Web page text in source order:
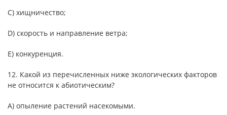
C) хищничество;
D) скорость и направление ветра;
E) конкуренция.
12. Какой из перечисленных ниже экологических факторов
не относится к абиотическим?
А) опыление растений насекомыми.